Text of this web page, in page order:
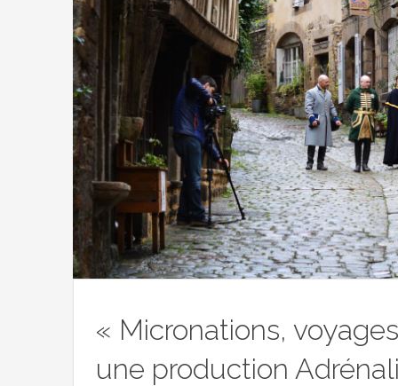
« Micronations,
une production